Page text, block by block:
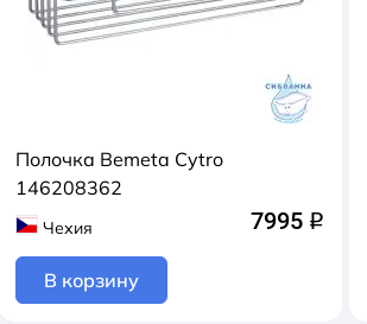
Полочка Bemeta Cytro
146208362
Чехия 7995 q
В корзину